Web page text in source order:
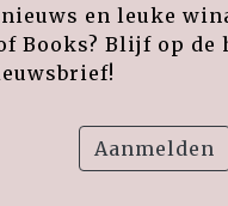
en leuke
Books? Blijf op de
Aanmelden